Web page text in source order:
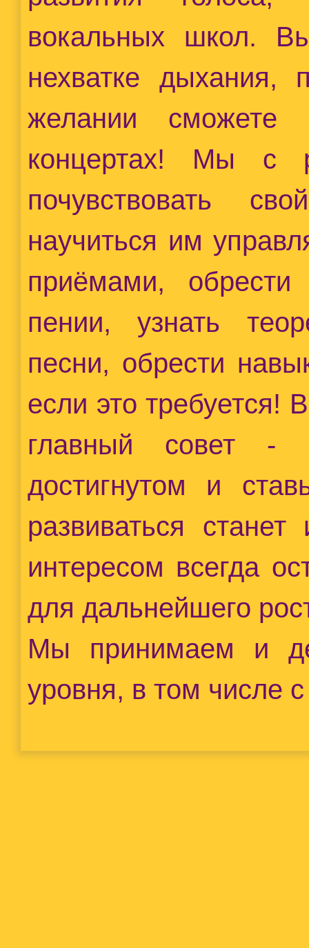
вокальных школ.
нехватке дыхания,
желании сможете
концертах! Мы с
почувствовать
научиться им
приёмами, обрести
пении, узнать
песни, обрести
если это
главный совет -
достигнутом и
развиваться
интересом всегда
для дальнейшего
Мы принимаем и
уровня, в том числе